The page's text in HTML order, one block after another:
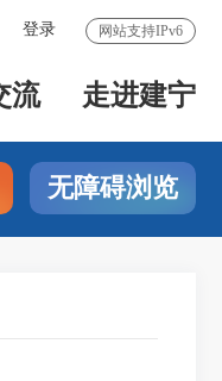
网站支持IPv6
登录
流 走进建宁
无障碍浏览